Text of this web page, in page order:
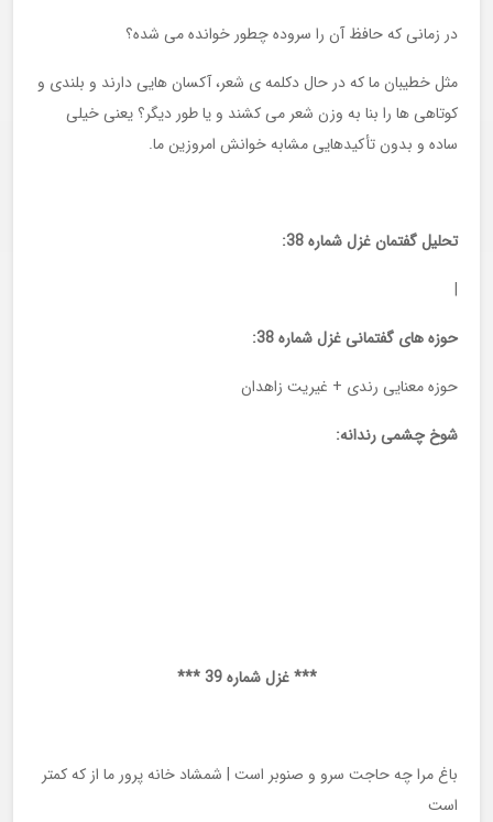
در زمانی که حافظ آن را سروده چطور خوانده می شده؟
مثل خطیبان ما که در حال دکلمه ی شعر، آکسان هایی دارند و بلندی و
کوتاهی ها را بنا به وزن شعر می کشند و یا طور دیگر؟ یعنی خیلی
ساده و بدون تأکیدهایی مشابه خوانش امروزین ما.
تحلیل گفتمان غزل شماره 38:
|
حوزه های گفتمانی غزل شماره 38:
حوزه معنایی رندی + غیریت زاهدان
شوخ چشمی رندانه:
*** غزل شماره 39 ***
باغ مرا چه حاجت سرو و صنوبر است | شمشاد خانه پرور ما از که کمتر
است